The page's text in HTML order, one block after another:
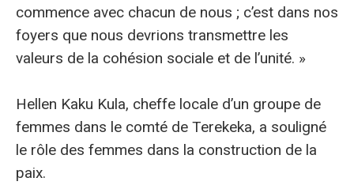
commence avec chacun de nous ; c’est dans nos
foyers que nous devrions transmettre les
valeurs de la cohésion sociale et de l’unité. »
Hellen Kaku Kula, cheffe locale d’un groupe de
femmes dans le comté de Terekeka, a souligné
le rôle des femmes dans la construction de la
paix.